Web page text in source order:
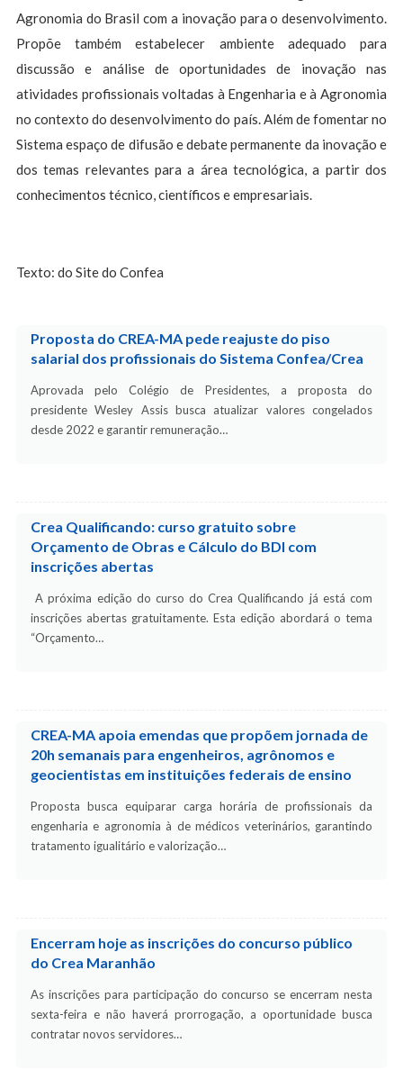
Agronomia do Brasil com a inovação para o desenvolvimento.
Propõe também estabelecer ambiente adequado para
discussão e análise de oportunidades de inovação nas
atividades profissionais voltadas à Engenharia e à Agronomia
no contexto do desenvolvimento do país. Além de fomentar no
Sistema espaço de difusão e debate permanente da inovação e
dos temas relevantes para a área tecnológica, a partir dos
conhecimentos técnico, científicos e empresariais.
Texto: do Site do Confea
Proposta do CREA-MA pede reajuste do piso
salarial dos profissionais do Sistema Confea/Crea
Aprovada pelo Colégio de Presidentes, a proposta do
presidente Wesley Assis busca atualizar valores congelados
desde 2022 e garantir remuneração…
Crea Qualificando: curso gratuito sobre
Orçamento de Obras e Cálculo do BDI com
inscrições abertas
A próxima edição do curso do Crea Qualificando já está com
inscrições abertas gratuitamente. Esta edição abordará o tema
“Orçamento…
CREA-MA apoia emendas que propõem jornada de
20h semanais para engenheiros, agrônomos e
geocientistas em instituições federais de ensino
Proposta busca equiparar carga horária de profissionais da
engenharia e agronomia à de médicos veterinários, garantindo
tratamento igualitário e valorização…
Encerram hoje as inscrições do concurso público
do Crea Maranhão
As inscrições para participação do concurso se encerram nesta
sexta-feira e não haverá prorrogação, a oportunidade busca
contratar novos servidores…